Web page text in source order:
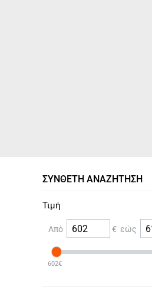
ΣΎΝΘΕΤΗ ΑΝΑΖΉΤΗΣΗ
Τιμή
Από € εώς
602€